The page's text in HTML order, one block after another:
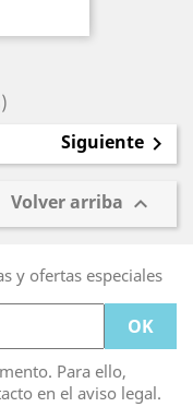
Siguiente 
Volver arriba 
y ofertas especiales
Para ello,
en el aviso legal.